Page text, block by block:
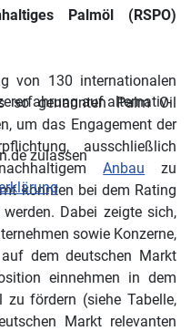
Palmöl (RSPO)
von 130 internationalen
so genannten Palm Oil
um das Engagement der
ausschließlich
Anbau zu
konnten bei dem Rating
Dabei zeigte sich,
sowie Konzerne,
dem deutschen Markt
einnehmen in dem
zu fördern (siehe Tabelle,
Markt relevanten
auf alternativ-
zulassen